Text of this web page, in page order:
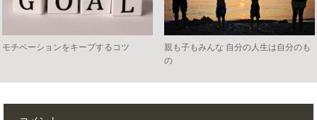
モチベーションをキープするコツ
親も子もみんな 自分の人生は自分のも
の